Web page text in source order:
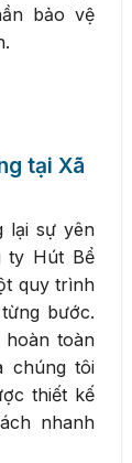
bảo vệ
tại Xã
lại sự yên
ty Hút Bể
quy trình
bước.
hoàn toàn
chúng tôi
thiết kế
nhanh